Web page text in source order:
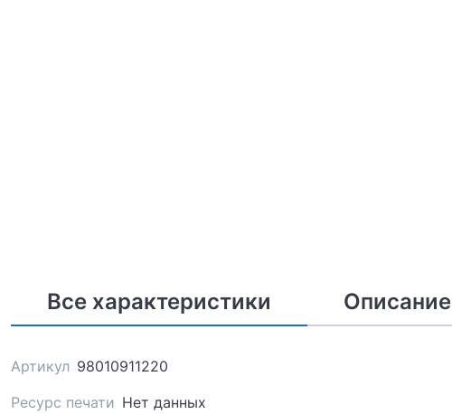
Все характеристики Описание
Артикул 98010911220
Ресурс печати Нет данных